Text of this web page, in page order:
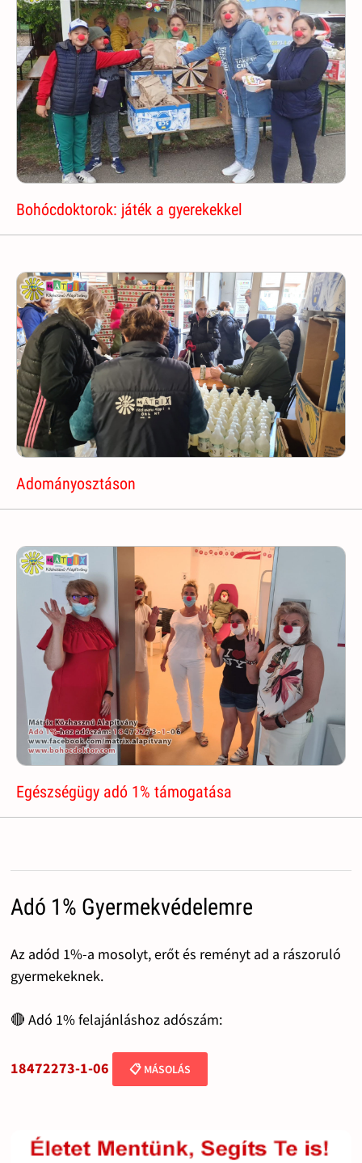
Bohócdoktorok: játék a gyerekekkel
Adományosztáson
Egészségügy adó 1% támogatása
Adó 1% Gyermekvédelemre
Az adód 1%-a mosolyt, erőt és reményt ad a rászoruló
gyermekeknek.
🔴 Adó 1% felajánláshoz adószám:
18472273-1-06 📋 MÁSOLÁS